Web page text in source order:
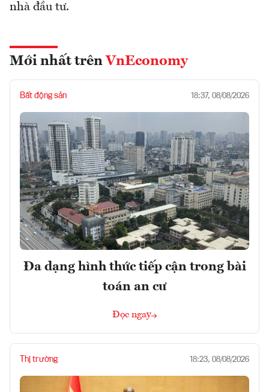
nhà đầu tư.
Mới nhất trên VnEconomy
Bất động sản 18:37, 08/08/2026
Đa dạng hình thức tiếp cận trong bài
toán an cư
Đọc ngay
Thị trường 18:23, 08/08/2026